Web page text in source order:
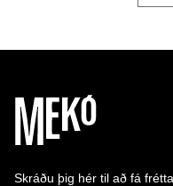
Skráðu þig hér til að fá